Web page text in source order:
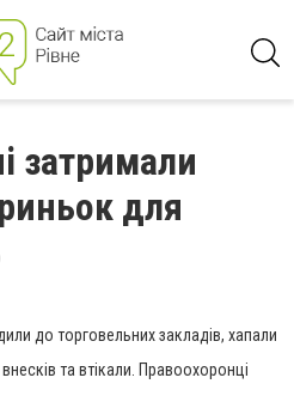
затримали
для
до торговельних закладів, хапали
та втікали. Правоохоронці